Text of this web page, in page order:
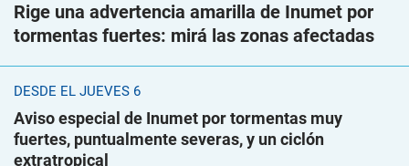
Rige una advertencia amarilla de Inumet por
tormentas fuertes: mirá las zonas afectadas
DESDE EL JUEVES 6
Aviso especial de Inumet por tormentas muy
fuertes, puntualmente severas, y un ciclón
extratropical